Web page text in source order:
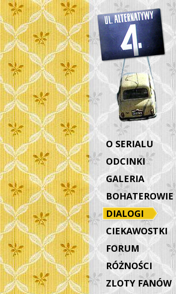
O SERIALU
ODCINKI
GALERIA
BOHATEROWIE
DIALOGI
CIEKAWOSTKI
FORUM
RÓŻNOŚCI
ZLOTY FANÓW